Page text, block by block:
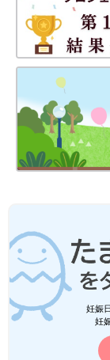
妊娠
妊